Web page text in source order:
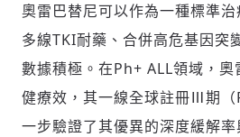
奧雷巴替尼可以作為一種標準
多線TKI耐藥、合併高危基因突
數據積極。在Ph+ ALL領域，
健療效，其一線全球註冊Ⅲ期（
一步驗證了其優異的深度緩解